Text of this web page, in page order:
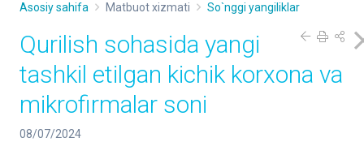
Asosiy sahifa Matbuot xizmati So`nggi yangiliklar
Qurilish sohasida yangi
tashkil etilgan kichik korxona va
mikrofirmalar soni
08/07/2024